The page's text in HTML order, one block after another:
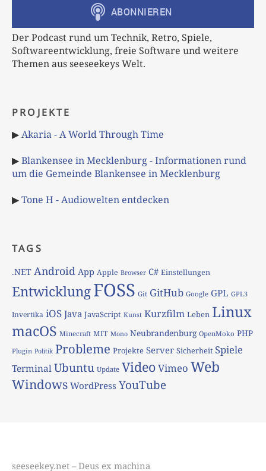
Der Podcast rund um Technik, Retro, Spiele,
Softwareentwicklung, freie Software und weitere
Themen aus seeseekeys Welt.
PROJEKTE
▶Akaria - A World Through Time
▶Blankensee in Mecklenburg - Informationen rund
um die Gemeinde Blankensee in Mecklenburg
▶Tone H - Audiowelten entdecken
TAGS
.NET Android App Apple Browser C# Einstellungen
EntwicklungFOSS Git GitHub Google GPL GPL3
Invertika iOS Java JavaScript Kunst Kurzfilm Leben Linux
macOS Minecraft MIT Mono Neubrandenburg OpenMoko PHP
Plugin Politik Probleme Projekte Server Sicherheit Spiele
TerminalUbuntu Update VideoVimeo Web
Windows WordPress YouTube
seeseekey.net – Deus ex machina